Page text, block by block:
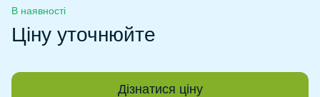
В наявності
Ціну уточнюйте
Дізнатися ціну